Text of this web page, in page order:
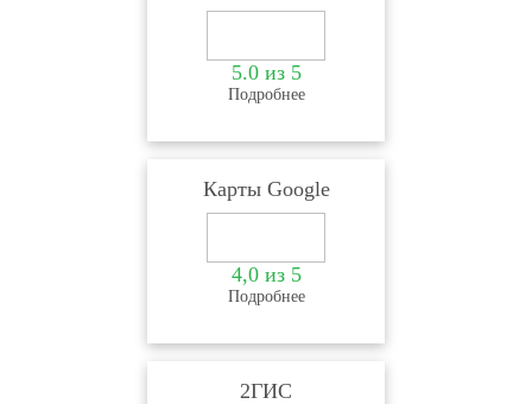
5.0 из 5
Подробнее
Карты Google
4,0 из 5
Подробнее
2ГИС